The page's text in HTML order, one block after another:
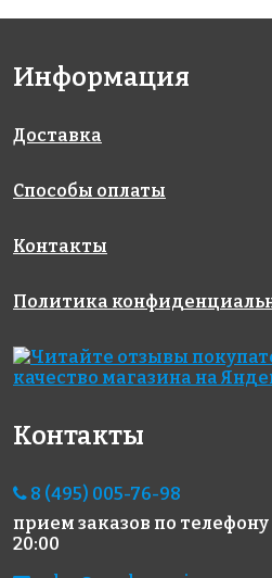
6650 руб./м²
340x340
5593 руб./м²
AKE111
Испания
313x495
AKE192
Испания
313x495
Информация
Доставка
Способы оплаты
Контакты
Политика
Контакты
8 (495) 005-76-98
прием заказов по телефону
20:00